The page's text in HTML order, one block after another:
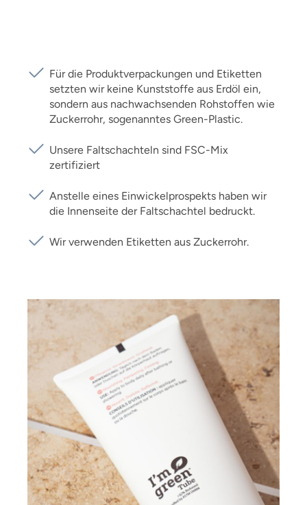
Für die Produktverpackungen und Etiketten
setzten wir keine Kunststoffe aus Erdöl ein,
sondern aus nachwachsenden Rohstoffen wie
Zuckerrohr, sogenanntes Green-Plastic.
Unsere Faltschachteln sind FSC-Mix
zertifiziert
Anstelle eines Einwickelprospekts haben wir
die Innenseite der Faltschachtel bedruckt.
Wir verwenden Etiketten aus Zuckerrohr.